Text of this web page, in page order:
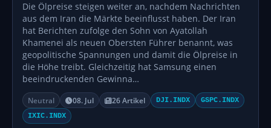
Die Ölpreise steigen weiter an, nachdem Nachrichten
aus dem Iran die Märkte beeinflusst haben. Der Iran
hat Berichten zufolge den Sohn von Ayatollah
Khamenei als neuen Obersten Führer benannt, was
geopolitische Spannungen und damit die Ölpreise in
die Höhe treibt. Gleichzeitig hat Samsung einen
beeindruckenden Gewinna…
Neutral 08. Jul 26 Artikel DJI.INDX
GSPC.INDX
IXIC.INDX